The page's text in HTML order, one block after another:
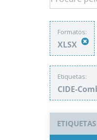
Formatos:
XLSX
Etiquetas:
CIDE-
ETIQUETAS